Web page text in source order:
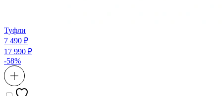
Туфли
7 490 ₽
17 990 ₽
-58%